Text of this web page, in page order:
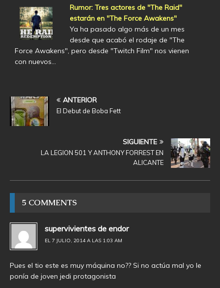
Rumor: Tres actores de "The Raid"
estarán en "The Force Awakens"
Ya ha pasado algo más de un mes
desde que acabó el rodaje de "The
Force Awakens", pero desde "Twitch Film" nos vienen
con nuevos…
ANTERIOR
El Debut de Boba Fett
SIGUIENTE
LA LEGION 501 Y ANTHONY FORREST EN
ALICANTE
5 COMMENTS
supervivientes de endor
EL 7 JULIO, 2014 A LAS 1:03 AM
Pues el tio este es muy máquina no?? Si no actúa mal yo le
ponía de joven jedi protagonista